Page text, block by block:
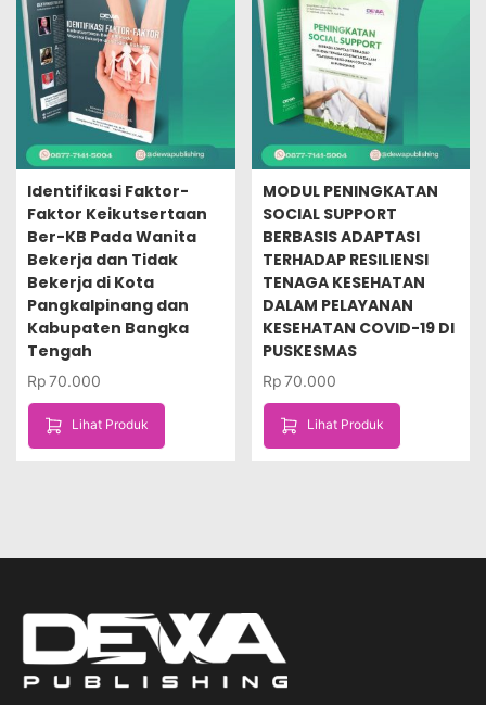
Identifikasi Faktor-
Faktor Keikutsertaan
Ber-KB Pada Wanita
Bekerja dan Tidak
Bekerja di Kota
Pangkalpinang dan
Kabupaten Bangka
Tengah
Rp70.000
Lihat Produk
MODUL PENINGKATAN
SOCIAL SUPPORT
BERBASIS ADAPTASI
TERHADAP RESILIENSI
TENAGA KESEHATAN
DALAM PELAYANAN
KESEHATAN COVID-19 DI
PUSKESMAS
Rp70.000
Lihat Produk